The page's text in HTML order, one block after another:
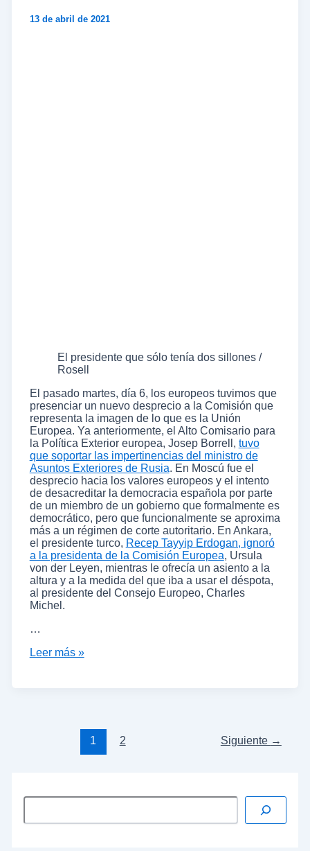
13 de abril de 2021
El presidente que sólo tenía dos sillones /
Rosell
El pasado martes, día 6, los europeos tuvimos que
presenciar un nuevo desprecio a la Comisión que
representa la imagen de lo que es la Unión
Europea. Ya anteriormente, el Alto Comisario para
la Política Exterior europea, Josep Borrell, tuvo
que soportar las impertinencias del ministro de
Asuntos Exteriores de Rusia. En Moscú fue el
desprecio hacia los valores europeos y el intento
de desacreditar la democracia española por parte
de un miembro de un gobierno que formalmente es
democrático, pero que funcionalmente se aproxima
más a un régimen de corte autoritario. En Ankara,
el presidente turco, Recep Tayyip Erdogan, ignoró
a la presidenta de la Comisión Europea, Ursula
von der Leyen, mientras le ofrecía un asiento a la
altura y a la medida del que iba a usar el déspota,
al presidente del Consejo Europeo, Charles
Michel.
…
Leer más »
1 2 Siguiente →